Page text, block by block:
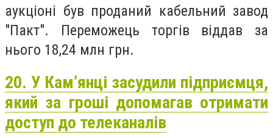
аукціоні був проданий кабельний завод
"Пакт". Переможець торгів віддав за
нього 18,24 млн грн.
20. У Кам’янці засудили підприємця,
який за гроші допомагав отримати
доступ до телеканалів